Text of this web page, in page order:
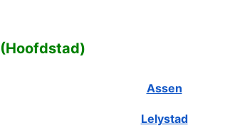
(Hoofdstad)
Assen
Lelystad